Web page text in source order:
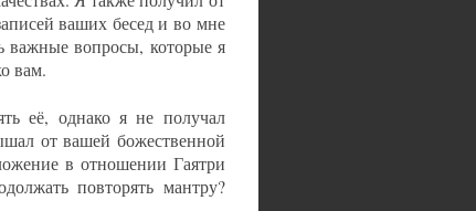
ваших бесед и во мне
важные вопросы, которые я
вам.
её, однако я не получал
от вашей божественной
в отношении Гаятри
повторять мантру?